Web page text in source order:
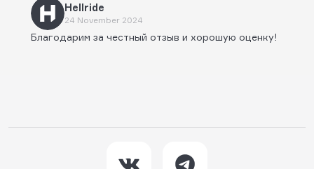
Hellride
24 November 2024
Благодарим за честный отзыв и хорошую оценку!